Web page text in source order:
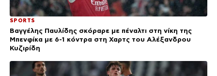
SPORTS
Βαγγέλης Παυλίδης σκόραρε με πέναλτι στη νίκη της
Μπενφίκα με 6-1 κόντρα στη Χαρτς του Αλέξανδρου
Κυζιρίδη